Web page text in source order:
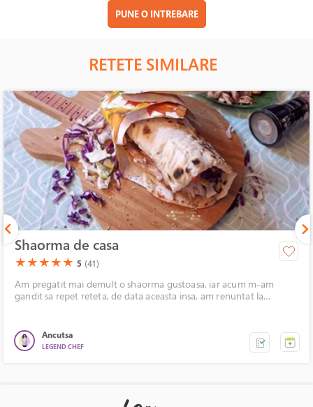
PUNE O INTREBARE
RETETE SIMILARE
Shaorma de casa
(*)
★(*)
★(*)
★(*)
★(*)
★ 5 (41)
Am pregatit mai demult o shaorma gustoasa, iar acum m-am
gandit sa repet reteta, de data aceasta insa, am renuntat la
Ancutsa
LEGEND CHEF